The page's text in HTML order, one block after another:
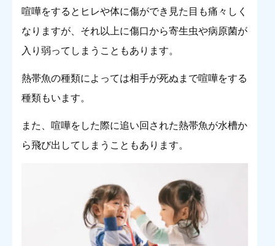
喧嘩をするとヒレや体に傷ができ見た目も痛々しく
なりますが、それ以上に傷口から寄生虫や病原菌が
入り弱ってしまうこともあります。
熱帯魚の種類によっては相手が死ぬまで喧嘩をする
種類もいます。
また、喧嘩をした際に追い回された熱帯魚が水槽か
ら飛び出してしまうこともあります。